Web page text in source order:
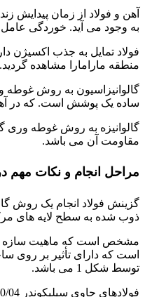
آهن و فولاد از زمان پیدایش
به وجود می آید. خوردگی
فولاد تمایل به جذب اکسیژن
منطقه مارامارا مشاهده گردید.
گالوانیزاسیون به روش
ساده یک پوشش است. که در
مقاومت آن می باشد.
مراحل انجام و نکات مهم
گزینش فولاد انجام یک روش
ذوب شده به سطح لایه های
مشخص است که ماهیت سازه
توسط شکل 1 می باشد.